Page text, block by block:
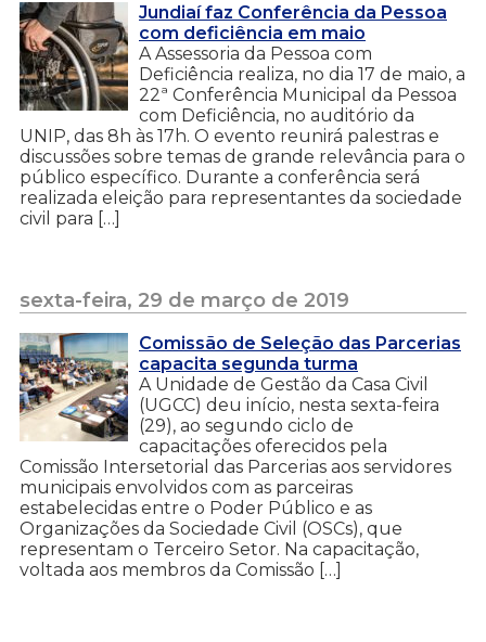
Jundiaí faz Conferência da Pessoa
com deficiência em maio
A Assessoria da Pessoa com
Deficiência realiza, no dia 17 de maio, a
22ª Conferência Municipal da Pessoa
com Deficiência, no auditório da
UNIP, das 8h às 17h. O evento reunirá palestras e
discussões sobre temas de grande relevância para o
público específico. Durante a conferência será
realizada eleição para representantes da sociedade
civil para […]
sexta-feira, 29 de março de 2019
Comissão de Seleção das Parcerias
capacita segunda turma
A Unidade de Gestão da Casa Civil
(UGCC) deu início, nesta sexta-feira
(29), ao segundo ciclo de
capacitações oferecidos pela
Comissão Intersetorial das Parcerias aos servidores
municipais envolvidos com as parceiras
estabelecidas entre o Poder Público e as
Organizações da Sociedade Civil (OSCs), que
representam o Terceiro Setor. Na capacitação,
voltada aos membros da Comissão […]